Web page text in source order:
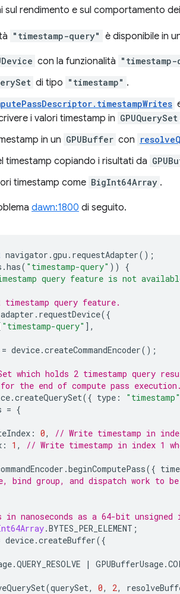
rendimento e sul comportamento
"timestamp-query" è disponibile in
con la funzionalità "timestamp-
di tipo "timestamp" .
i valori timestamp in GPUQuerySet
in un GPUBuffer con
timestamp copiando i risultati da
timestamp come BigInt64Array .
dawn:1800 di seguito.
navigator .gpu . requestAdapter();
.has( "timestamp-query" ))
{
query feature is not
query feature.
adapter . requestDevice({
"timestamp-query" ],
= device.createCommandEncoder();
which holds 2 timestamp query
the end of compute pass execution.
.createQuerySet({ type : "timestamp"
= {
: 0,
// Write timestamp in
: 1 ,
// Write timestamp in index 1
.beginComputePass({
bind group, and dispatch work to be
in nanoseconds as a 64-bit
.BYTES_PER_ELEMENT ;
device.createBuffer({
.QUERY_RESOLVE | GPUBufferUsage.
(querySet, 0, 2,